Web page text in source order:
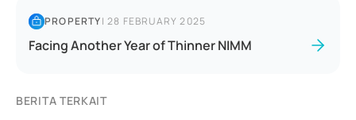
PROPERTY|28 FEBRUARY 2025
Facing Another Year of Thinner NIMM
BERITA TERKAIT